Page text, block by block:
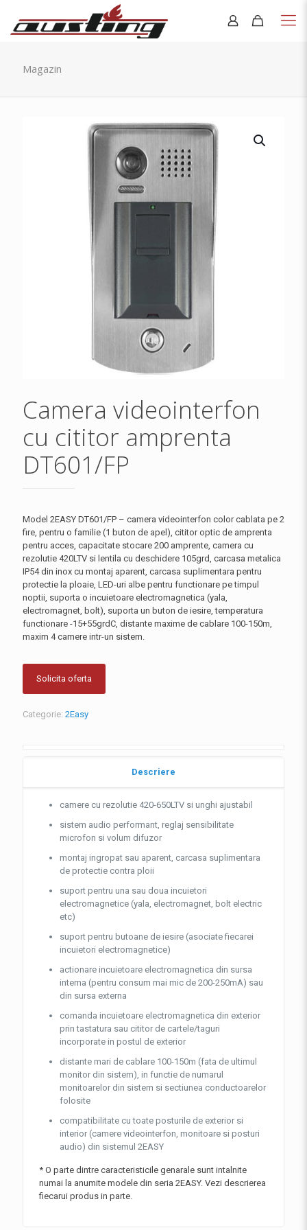
Magazin
Camera videointerfon
cu cititor amprenta
DT601/FP
Model 2EASY DT601/FP – camera videointerfon color cablata pe 2
fire, pentru o familie (1 buton de apel), cititor optic de amprenta
pentru acces, capacitate stocare 200 amprente, camera cu
rezolutie 420LTV si lentila cu deschidere 105grd, carcasa metalica
IP54 din inox cu montaj aparent, carcasa suplimentara pentru
protectie la ploaie, LED-uri albe pentru functionare pe timpul
noptii, suporta o incuietoare electromagnetica (yala,
electromagnet, bolt), suporta un buton de iesire, temperatura
functionare -15+55grdC, distante maxime de cablare 100-150m,
maxim 4 camere intr-un sistem.
Solicita oferta
Categorie: 2Easy
Descriere
camere cu rezolutie 420-650LTV si unghi ajustabil
sistem audio performant, reglaj sensibilitate
microfon si volum difuzor
montaj ingropat sau aparent, carcasa suplimentara
de protectie contra ploii
suport pentru una sau doua incuietori
electromagnetice (yala, electromagnet, bolt electric
etc)
suport pentru butoane de iesire (asociate fiecarei
incuietori electromagnetice)
actionare incuietoare electromagnetica din sursa
interna (pentru consum mai mic de 200-250mA) sau
din sursa externa
comanda incuietoare electromagnetica din exterior
prin tastatura sau cititor de cartele/taguri
incorporate in postul de exterior
distante mari de cablare 100-150m (fata de ultimul
monitor din sistem), in functie de numarul
monitoarelor din sistem si sectiunea conductoarelor
folosite
compatibilitate cu toate posturile de exterior si
interior (camere videointerfon, monitoare si posturi
audio) din sistemul 2EASY
* O parte dintre caracteristicile genarale sunt intalnite
numai la anumite modele din seria 2EASY. Vezi descrierea
fiecarui produs in parte.